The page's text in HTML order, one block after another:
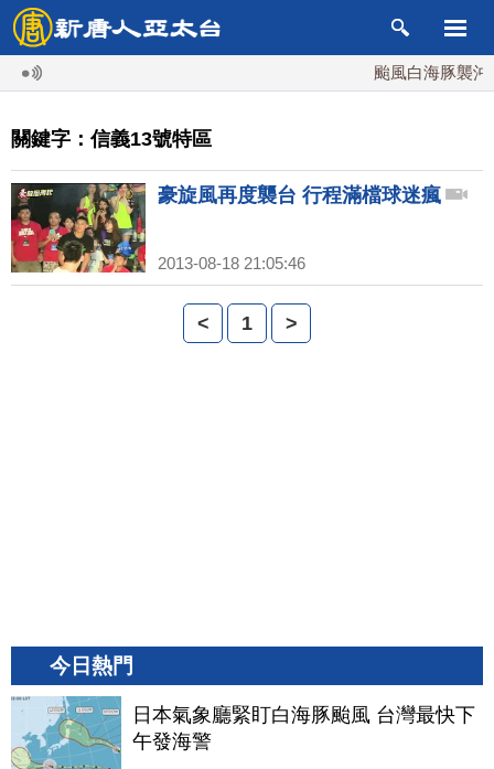
颱風白海豚襲沖
關鍵字：信義13號特區
豪旋風再度襲台 行程滿檔球迷瘋
2013-08-18 21:05:46
< 1 >
今日熱門
日本氣象廳緊盯白海豚颱風 台灣最快下
午發海警